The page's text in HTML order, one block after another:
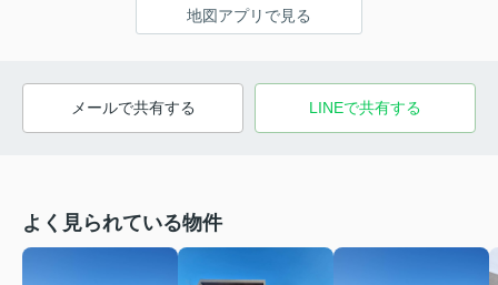
地図アプリで見る
メールで共有する LINEで共有する
よく見られている物件